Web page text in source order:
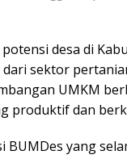
desa di
sektor
UMKM
produktif dan
yang